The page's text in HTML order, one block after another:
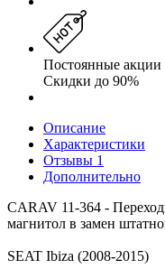
Постоянные акции
Скидки до 90%
Описание
Характеристики
Отзывы 1
Дополнительно
CARAV 11-364 -
магнитол в замен
SEAT Ibiza (2008-2015)